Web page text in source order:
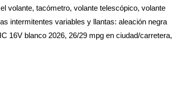
volante, tacómetro, volante telescópico, volante
intermitentes variables y llantas: aleación negra
16V blanco 2026, 26/29 mpg en ciudad/carretera,